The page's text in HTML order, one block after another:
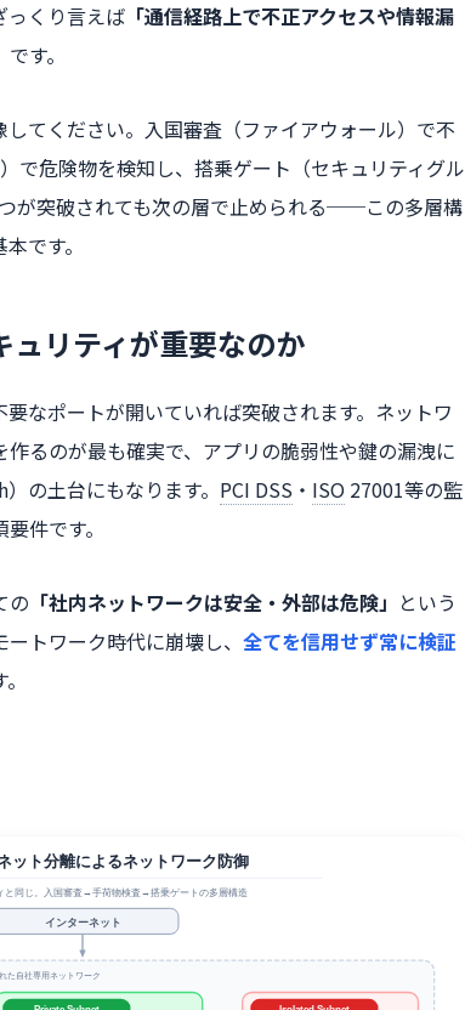
っくり言えば 「通信経路上で不正アクセスや情報漏
です。
てください。入国審査（ファイアウォール）で不
）で危険物を検知し、搭乗ゲート（セキュリティグル
が突破されても次の層で止められる──この多層構
です。
ュリティが重要なのか
なポートが開いていれば突破されます。ネットワ
作るのが最も確実で、アプリの脆弱性や鍵の漏洩に
の土台にもなります。 PCI DSS ・ ISO 27001等の監
件です。
の 「社内ネットワークは安全・外部は危険」 という
トワーク時代に崩壊し、 全てを信用せず常に検証